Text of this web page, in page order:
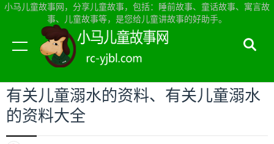
小马儿童故事网，分享儿童故事，包括：睡前故事、童话故事、寓言故
事、儿童故事等，是您给儿童讲故事的好助手。
当前位置：小马儿童故事网首页>儿童故事
有关儿童溺水的资料、有关儿童溺水
的资料大全